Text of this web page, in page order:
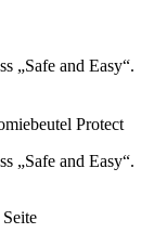
„Safe and Easy“.
Protect
„Safe and Easy“.